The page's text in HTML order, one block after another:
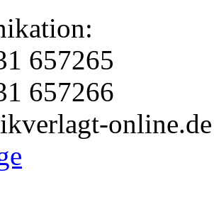
657265
657266
t-online.de